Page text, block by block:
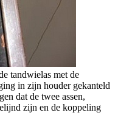
tandwielas met de
in zijn houder gekanteld
dat de twee assen,
zijn en de koppeling